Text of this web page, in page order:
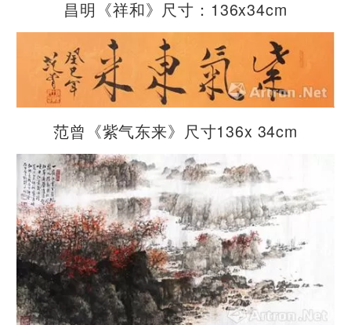
昌明《祥和》尺寸：136x34cm
范曾《紫气东来》尺寸136x 34cm